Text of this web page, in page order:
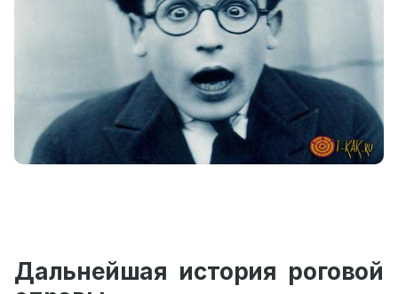
Дальнейшая история роговой